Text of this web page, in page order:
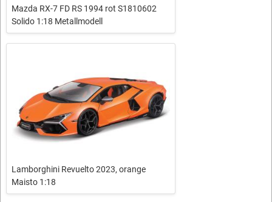
Mazda RX-7 FD RS 1994 rot S1810602
Solido 1:18 Metallmodell
Lamborghini Revuelto 2023, orange
Maisto 1:18